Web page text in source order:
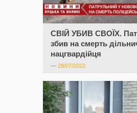
СВІЙ УБИВ СВОЇХ.
збив на смерть
нацгвардійця
— 28/07/2022